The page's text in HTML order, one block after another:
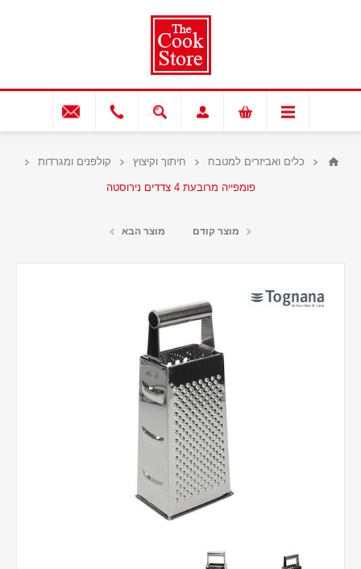
כלים ואביזרים למטבח חיתוך וקיצוץ קולפנים ומגרדות
פומפייה מרובעת 4 צדדים נירוסטה
מוצר קודם מוצר הבא